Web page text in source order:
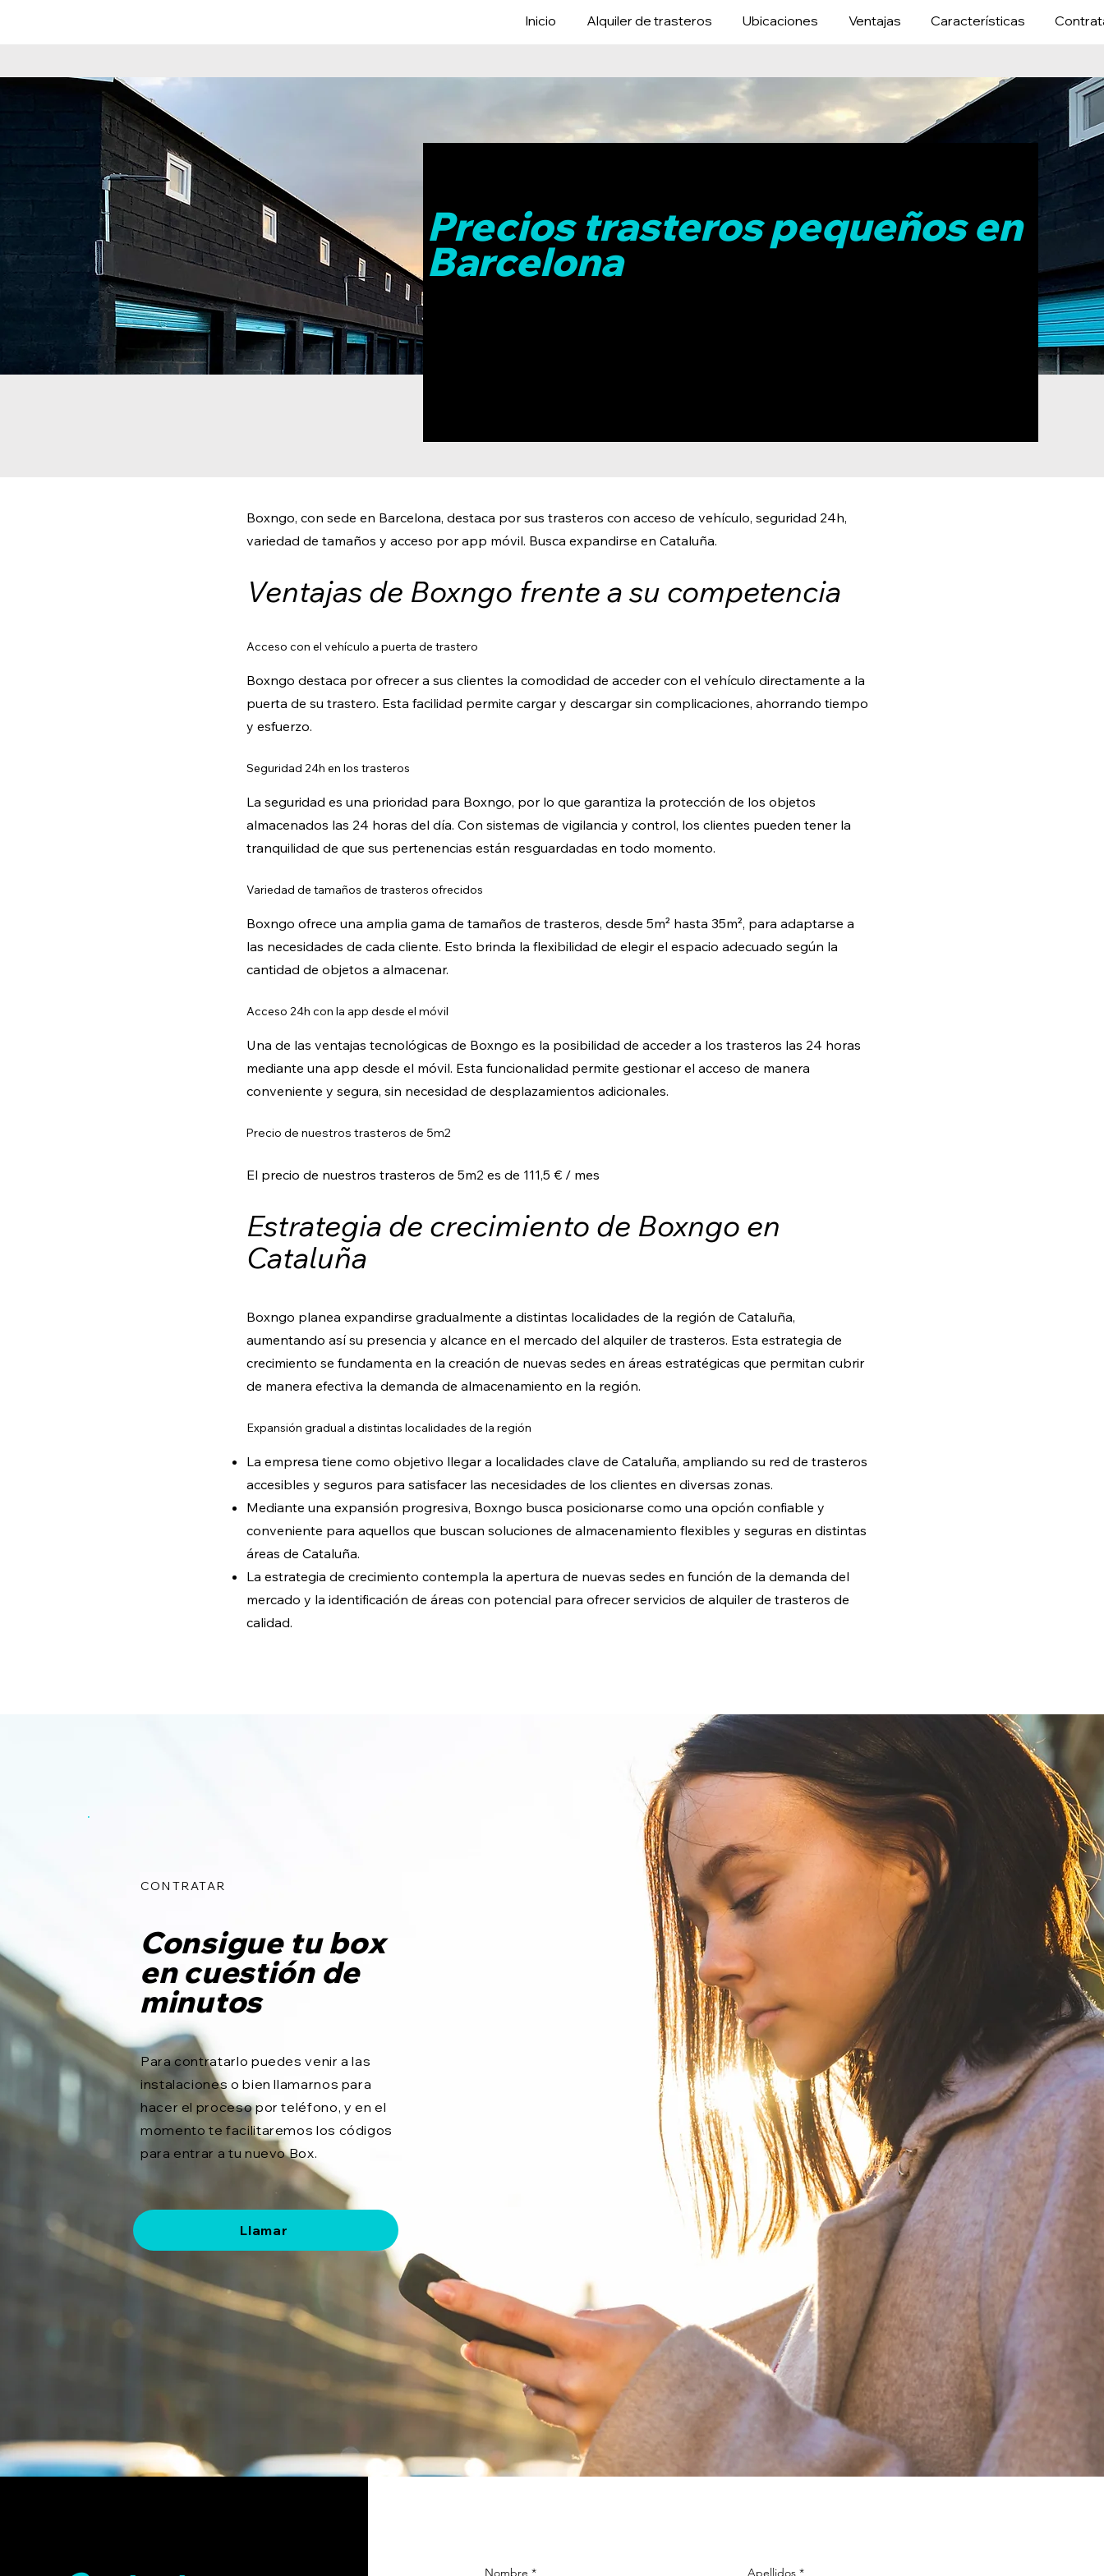
Inicio Alquiler de trasteros Ubicaciones Ventajas Características
Precios trasteros pequeños en
BarcelonaPrecios trasteros pequeños
Boxngo, con sede en Barcelona, destaca por sus trasteros con acceso de vehículo, seguridad 24h,
variedad de tamaños y acceso por app móvil. Busca expandirse en Cataluña.
Ventajas de Boxngo frente a su competencia
Acceso con el vehículo a puerta de trastero
Boxngo destaca por ofrecer a sus clientes la comodidad de acceder con el vehículo directamente a la
puerta de su trastero. Esta facilidad permite cargar y descargar sin complicaciones, ahorrando tiempo
y esfuerzo.
Seguridad 24h en los trasteros
La seguridad es una prioridad para Boxngo, por lo que garantiza la protección de los objetos
almacenados las 24 horas del día. Con sistemas de vigilancia y control, los clientes pueden tener la
tranquilidad de que sus pertenencias están resguardadas en todo momento.
Variedad de tamaños de trasteros ofrecidos
Boxngo ofrece una amplia gama de tamaños de trasteros, desde 5m² hasta 35m², para adaptarse a
las necesidades de cada cliente. Esto brinda la flexibilidad de elegir el espacio adecuado según la
cantidad de objetos a almacenar.
Acceso 24h con la app desde el móvil
Una de las ventajas tecnológicas de Boxngo es la posibilidad de acceder a los trasteros las 24 horas
mediante una app desde el móvil. Esta funcionalidad permite gestionar el acceso de manera
conveniente y segura, sin necesidad de desplazamientos adicionales.
Precio de nuestros trasteros de 5m2
El precio de nuestros trasteros de 5m2 es de 111,5 € / mes
Estrategia de crecimiento de Boxngo en
Cataluña
Boxngo planea expandirse gradualmente a distintas localidades de la región de Cataluña,
aumentando así su presencia y alcance en el mercado del alquiler de trasteros. Esta estrategia de
crecimiento se fundamenta en la creación de nuevas sedes en áreas estratégicas que permitan cubrir
de manera efectiva la demanda de almacenamiento en la región.
Expansión gradual a distintas localidades de la región
La empresa tiene como objetivo llegar a localidades clave de Cataluña, ampliando su red de trasteros
accesibles y seguros para satisfacer las necesidades de los clientes en diversas zonas.
Mediante una expansión progresiva, Boxngo busca posicionarse como una opción confiable y
conveniente para aquellos que buscan soluciones de almacenamiento flexibles y seguras en distintas
áreas de Cataluña.
La estrategia de crecimiento contempla la apertura de nuevas sedes en función de la demanda del
mercado y la identificación de áreas con potencial para ofrecer servicios de alquiler de trasteros de
calidad.
CONTRATAR
Consigue tu box
en cuestión de
minutos
Para contratarlo puedes venir a las
instalaciones o bien llamarnos para
hacer el proceso por teléfono, y en el
momento te facilitaremos los códigos
para entrar a tu nuevo Box.
Llamar
Nombre Apellidos